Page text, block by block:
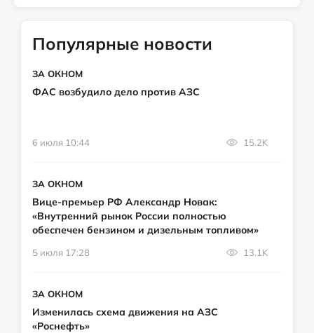
Популярные новости
ЗА ОКНОМ
ФАС возбудило дело против АЗС
6 июля 10:44 15.2K
ЗА ОКНОМ
Вице-премьер РФ Александр Новак:
«Внутренний рынок России полностью
обеспечен бензином и дизельным топливом»
5 июля 17:28 13.1K
ЗА ОКНОМ
Изменилась схема движения на АЗС
«Роснефть»